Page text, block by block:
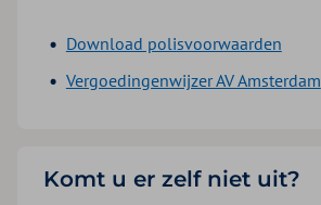
Download polisvoorwaarden
Vergoedingenwijzer AV Amsterdam
Komt u er zelf niet uit?